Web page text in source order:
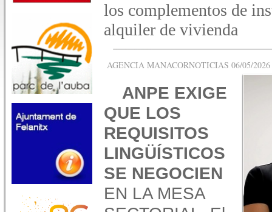
los complementos de
alquiler de vivienda
AGENCIA MANACORNOTICIAS 06/05/
ANPE EXIGE
QUE LOS
REQUISITOS
LINGÜÍSTICOS
SE NEGOCIEN
EN LA MESA